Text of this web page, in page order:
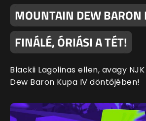
MOUNTAIN DEW BARON
FINÁLÉ, ÓRIÁSI A TÉT!
Blackii Lagolinas ellen, avagy
Dew Baron Kupa IV döntőjében!